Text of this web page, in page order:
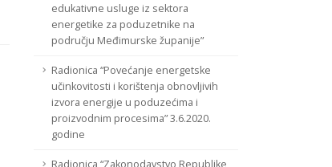
edukativne usluge iz sektora
energetike za poduzetnike na
području Međimurske županije”
Radionica “Povećanje energetske
učinkovitosti i korištenja obnovljivih
izvora energije u poduzećima i
proizvodnim procesima” 3.6.2020.
godine
Radionica “Zakonodavstvo Republike